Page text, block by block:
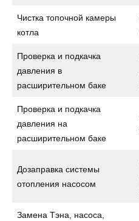
Чистка топочной камеры
котла
Проверка и подкачка
давления в
расширительном баке
Проверка и подкачка
давления на
расширительном баке
Дозаправка системы
отопления насосом
Замена Тэна, насоса,